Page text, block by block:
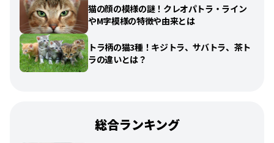
猫の顔の模様の謎！クレオパトラ・ライン
やM字模様の特徴や由来とは
トラ柄の猫3種！キジトラ、サバトラ、茶ト
ラの違いとは？
総合ランキング